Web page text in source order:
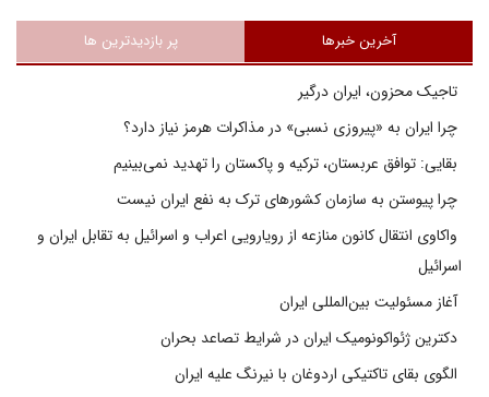
آخرین خبرها پر بازدیدترین ها
تاجیک محزون، ایران درگیر
چرا ایران به «پیروزی نسبی» در مذاکرات هرمز نیاز دارد؟
بقایی: توافق عربستان، ترکیه و پاکستان را تهدید نمی‌بینیم
چرا پیوستن به سازمان کشورهای ترک به نفع ایران نیست
واکاوی انتقال کانون منازعه از رویارویی اعراب و اسرائیل به تقابل ایران و
اسرائیل
آغاز مسئولیت بین‌المللی ایران
دکترین ژئواکونومیک ایران در شرایط تصاعد بحران
الگوی بقای تاکتیکی اردوغان با نیرنگ علیه ایران